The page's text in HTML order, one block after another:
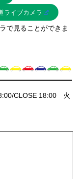
ライブカメラ
で見ることができま
CLOSE 18:00 火